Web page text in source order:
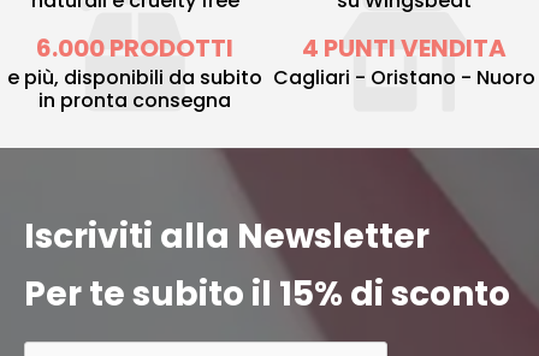
6.000 PRODOTTI
e più, disponibili da subito
in pronta consegna
4 PUNTI VENDITA
Cagliari - Oristano - Nuoro
Iscriviti alla Newsletter
Per te subito il 15% di sconto